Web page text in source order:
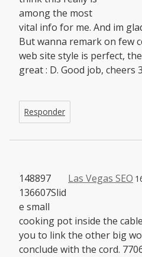
among the most
vital info for me. And im
But wanna remark on few
web site style is perfect,
great : D. Good job, cheers
Responder
Las Vegas SEO
148897
136607Slid
e small
cooking pot inside the
you to link the other big
conclude with the cord.